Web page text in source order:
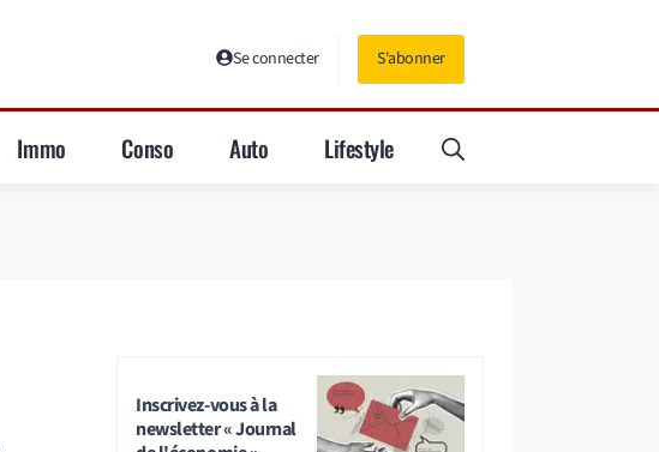
Se connecter S'abonner
Immo Conso Auto Lifestyle
Inscrivez-vous à la
newsletter « Journal